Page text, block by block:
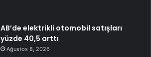
AB’de elektrikli otomobil satışları
yüzde 40,5 arttı
Ağustos 8, 2026